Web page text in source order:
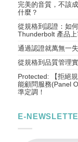
完美的音質，不該
什麼？
從規格到認證：如
Thunderbolt 產品上
通過認證就萬無一
從規格到品質管理
Protected: 【拒絕
能顧問服務(Panel
準定調！
E-